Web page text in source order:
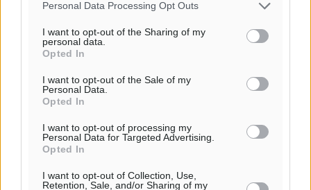
Personal Data Processing Opt Outs
I want to opt-out of the Sharing of my
personal data.
Opted In
I want to opt-out of the Sale of my
Personal Data.
Opted In
I want to opt-out of processing my
Personal Data for Targeted Advertising.
Opted In
I want to opt-out of Collection, Use,
Retention, Sale, and/or Sharing of my
Με 13,1% κάλυψη εργαζομένων από συλλογικές
συμβάσεις, η Ελλάδα στον “πάτο” της ΕΕ
Στο νοσοκομείο της Ρόδου αύριο ο Άδωνις Γεωργιάδης
η Λέρος, στόχος η επιμήκυνση της τουριστικής σεζόν